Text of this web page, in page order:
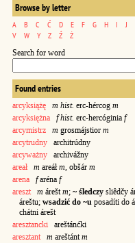
Browse by letter
A B C Ć D E F G H I J
V
W Y Z Ź Ż
Search for word
Found entries
arcyksiążę m hist. erc-hércog m
arcyksiężna
f hist. erc-hercóginia f
arcymistrz
m grosmájstior m
arcytrudny architrúdny
arcyważny archivážny
areał
m areáłm , obšár m
arena
faréna f
areszt
m árešt m; ~ śledczy sliêdčy
áreštu; wsadzić do ~u posadíti do
chátni árešt
aresztancki areštánćki
aresztant
m areštánt m